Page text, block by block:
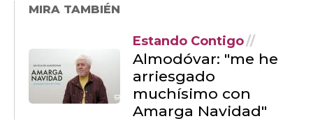
MIRA TAMBIÉN
Estando Contigo
Almodóvar: "me he
arriesgado
muchísimo con
Amarga Navidad"